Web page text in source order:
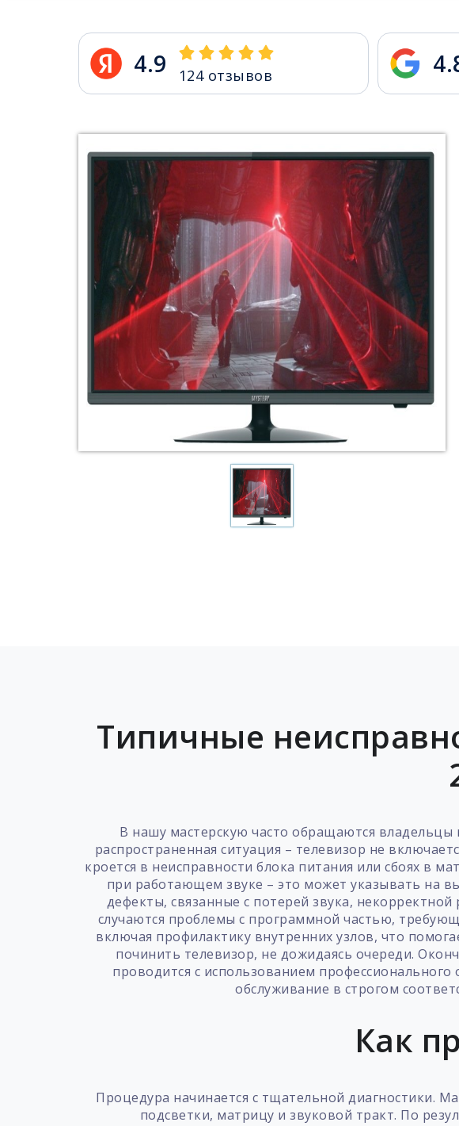
4.9 124отзывов
Типичные
В нашу мастерскую часто обращаются
распространенная ситуация – телевизор не
кроется в неисправности блока питания или сбоях в
при работающем звуке – это может указывать на
дефекты, связанные с потерей звука,
случаются проблемы с программной частью,
включая профилактику внутренних узлов, что
починить телевизор, не дожидаясь очереди.
проводится с использованием
обслуживание в строгом
Как
Процедура начинается с тщательной диагностики.
подсветки, матрицу и звуковой тракт. По